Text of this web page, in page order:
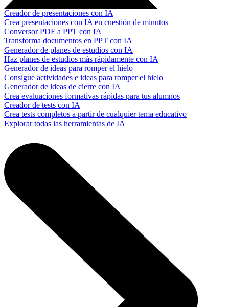
Creador de presentaciones con IA
Crea presentaciones con IA en cuestión de minutos
Conversor PDF a PPT con IA
Transforma documentos en PPT con IA
Generador de planes de estudios con IA
Haz planes de estudios más rápidamente con IA
Generador de ideas para romper el hielo
Consigue actividades e ideas para romper el hielo
Generador de ideas de cierre con IA
Crea evaluaciones formativas rápidas para tus alumnos
Creador de tests con IA
Crea tests completos a partir de cualquier tema educativo
Explorar todas las herramientas de IA